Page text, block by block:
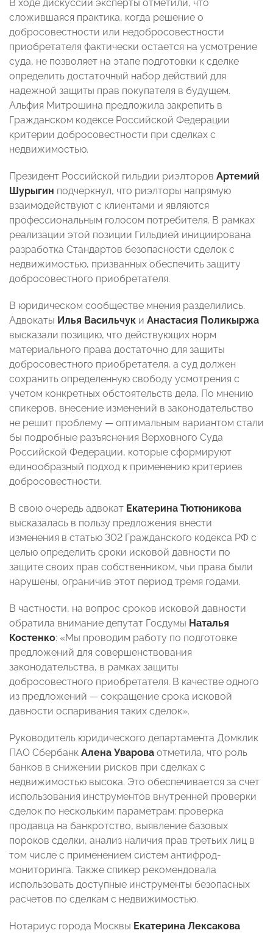
В ходе дискуссии эксперты отметили, что
сложившаяся практика, когда решение о
добросовестности или недобросовестности
приобретателя фактически остается на усмотрение
суда, не позволяет на этапе подготовки к сделке
определить достаточный набор действий для
надежной защиты прав покупателя в будущем.
Альфия Митрошина предложила закрепить в
Гражданском кодексе Российской Федерации
критерии добросовестности при сделках с
недвижимостью.
Президент Российской гильдии риэлторов Артемий
Шурыгин подчеркнул, что риэлторы напрямую
взаимодействуют с клиентами и являются
профессиональным голосом потребителя. В рамках
реализации этой позиции Гильдией инициирована
разработка Стандартов безопасности сделок с
недвижимостью, призванных обеспечить защиту
добросовестного приобретателя.
В юридическом сообществе мнения разделились.
Адвокаты Илья Васильчук и Анастасия Поликыржа
высказали позицию, что действующих норм
материального права достаточно для защиты
добросовестного приобретателя, а суд должен
сохранить определенную свободу усмотрения с
учетом конкретных обстоятельств дела. По мнению
спикеров, внесение изменений в законодательство
не решит проблему — оптимальным вариантом стали
бы подробные разъяснения Верховного Суда
Российской Федерации, которые сформируют
единообразный подход к применению критериев
добросовестности.
В свою очередь адвокат Екатерина Тютюникова
высказалась в пользу предложения внести
изменения в статью 302 Гражданского кодекса РФ с
целью определить сроки исковой давности по
защите своих прав собственником, чьи права были
нарушены, ограничив этот период тремя годами.
В частности, на вопрос сроков исковой давности
обратила внимание депутат Госдумы Наталья
Костенко: «Мы проводим работу по подготовке
предложений для совершенствования
законодательства, в рамках защиты
добросовестного приобретателя. В качестве одного
из предложений — сокращение срока исковой
давности оспаривания таких сделок».
Руководитель юридического департамента Домклик
ПАО Сбербанк Алена Уварова отметила, что роль
банков в снижении рисков при сделках с
недвижимостью высока. Это обеспечивается за счет
использования инструментов внутренней проверки
сделок по нескольким параметрам: проверка
продавца на банкротство, выявление базовых
пороков сделки, анализ наличия прав третьих лиц в
том числе с применением систем антифрод-
мониторинга. Также спикер рекомендовала
использовать доступные инструменты безопасных
расчетов по сделкам с недвижимостью.
Нотариус города Москвы Екатерина Лексакова